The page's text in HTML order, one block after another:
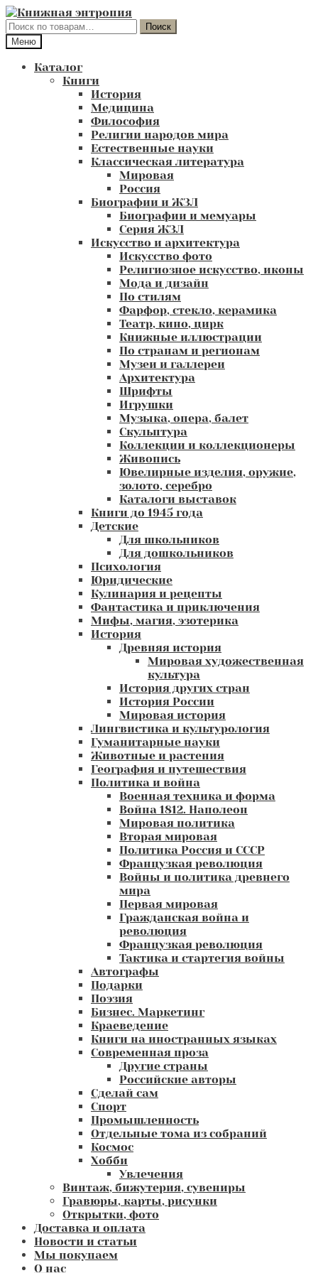
Перейти
к
навигации
Перейти
к
содержимому
Искать:
Поиск
Меню
Каталог
Книги
История
Медицина
Философия
Религии народов мира
Естественные науки
Классическая литература
Мировая
Россия
Биографии и ЖЗЛ
Биографии и мемуары
Серия ЖЗЛ
Искусство и архитектура
Искусство фото
Религиозное искусство, иконы
Мода и дизайн
По стилям
Фарфор, стекло, керамика
Театр, кино, цирк
Книжные иллюстрации
По странам и регионам
Музеи и галлереи
Архитектура
Шрифты
Игрушки
Музыка, опера, балет
Скульптура
Коллекции и коллекционеры
Живопись
Ювелирные изделия, оружие,
золото, серебро
Каталоги выставок
Книги до 1945 года
Детские
Для школьников
Для дошкольников
Психология
Юридические
Кулинария и рецепты
Фантастика и приключения
Мифы, магия, эзотерика
История
Древняя история
Мировая художественная
культура
История других стран
История России
Мировая история
Лингвистика и культурология
Гуманитарные науки
Животные и растения
География и путешествия
Политика и война
Военная техника и форма
Война 1812. Наполеон
Мировая политика
Вторая мировая
Политика Россия и СССР
Французкая революция
Войны и политика древнего
мира
Первая мировая
Гражданская война и
революция
Французкая революция
Тактика и стартегия войны
Автографы
Подарки
Поэзия
Бизнес. Маркетинг
Краеведение
Книги на иностранных языках
Современная проза
Другие страны
Российские авторы
Сделай сам
Спорт
Промышленность
Отдельные тома из собраний
Космос
Хобби
Увлечения
Винтаж, бижутерия, сувениры
Гравюры, карты, рисунки
Открытки, фото
Доставка и оплата
Новости и статьи
Мы покупаем
О нас